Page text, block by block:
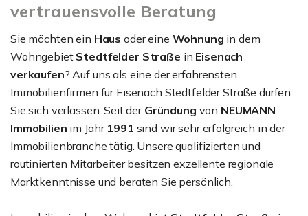
vertrauensvolle Beratung
Sie möchten ein Haus oder eine Wohnung in dem
Wohngebiet Stedtfelder Straße in Eisenach
verkaufen? Auf uns als eine der erfahrensten
Immobilienfirmen für Eisenach Stedtfelder Straße dürfen
Sie sich verlassen. Seit der Gründung von NEUMANN
Immobilien im Jahr 1991 sind wir sehr erfolgreich in der
Immobilienbranche tätig. Unsere qualifizierten und
routinierten Mitarbeiter besitzen exzellente regionale
Marktkenntnisse und beraten Sie persönlich.